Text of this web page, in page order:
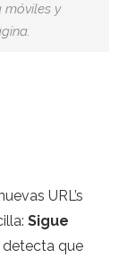
móviles y
URL’s
Sigue
detecta que